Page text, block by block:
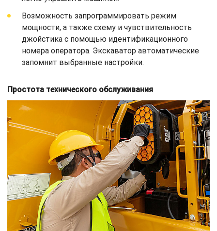
Возможность запрограммировать режим
мощности, а также схему и чувствительность
джойстика с помощью идентификационного
номера оператора. Экскаватор автоматические
запомнит выбранные настройки.
Простота технического обслуживания